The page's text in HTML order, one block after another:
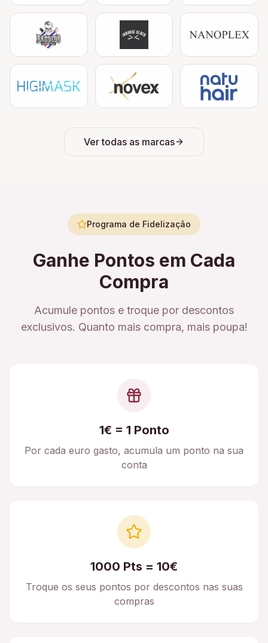
Ver todas as marcas
Programa de Fidelização
Ganhe Pontos em Cada
Compra
Acumule pontos e troque por descontos
exclusivos. Quanto mais compra, mais poupa!
1€ = 1 Ponto
Por cada euro gasto, acumula um ponto na sua
conta
1000 Pts = 10€
Troque os seus pontos por descontos nas suas
compras